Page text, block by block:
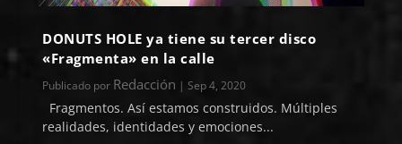
DONUTS HOLE ya tiene su tercer disco
«Fragmenta» en la calle
Publicado por Redacción |Sep 4, 2020
Fragmentos. Así estamos construidos. Múltiples
realidades, identidades y emociones...